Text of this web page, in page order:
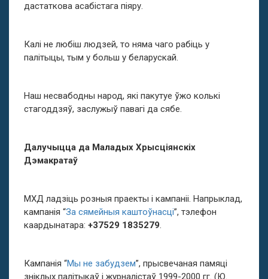
дастаткова асабістага піяру.
Калі не любіш людзей, то няма чаго рабіць у
палітыцы, тым у больш у беларускай.
Наш несвабодны народ, які пакутуе ўжо колькі
стагоддзяў, заслужыў павагі да сябе.
Далучыцца да Маладых Хрысціянскіх
Дэмакратаў
МХД ладзіць розныя праекты і кампаніі. Напрыклад,
кампанія “За сямейныя каштоўнасці”, тэлефон
каардынатара: +37529 1835279.
Кампанія “Мы не забудзем”, прысвечаная памяці
зніклых палітыкаў і журналістаў 1999-2000 гг. (Ю.